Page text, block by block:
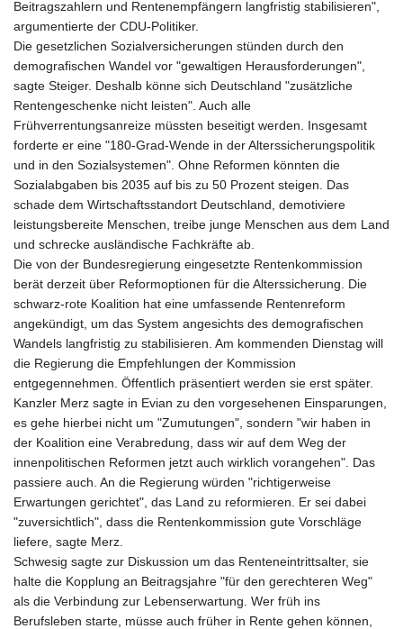
Beitragszahlern und Rentenempfängern langfristig stabilisieren",
argumentierte der CDU-Politiker.
Die gesetzlichen Sozialversicherungen stünden durch den
demografischen Wandel vor "gewaltigen Herausforderungen",
sagte Steiger. Deshalb könne sich Deutschland "zusätzliche
Rentengeschenke nicht leisten". Auch alle
Frühverrentungsanreize müssten beseitigt werden. Insgesamt
forderte er eine "180-Grad-Wende in der Alterssicherungspolitik
und in den Sozialsystemen". Ohne Reformen könnten die
Sozialabgaben bis 2035 auf bis zu 50 Prozent steigen. Das
schade dem Wirtschaftsstandort Deutschland, demotiviere
leistungsbereite Menschen, treibe junge Menschen aus dem Land
und schrecke ausländische Fachkräfte ab.
Die von der Bundesregierung eingesetzte Rentenkommission
berät derzeit über Reformoptionen für die Alterssicherung. Die
schwarz-rote Koalition hat eine umfassende Rentenreform
angekündigt, um das System angesichts des demografischen
Wandels langfristig zu stabilisieren. Am kommenden Dienstag will
die Regierung die Empfehlungen der Kommission
entgegennehmen. Öffentlich präsentiert werden sie erst später.
Kanzler Merz sagte in Evian zu den vorgesehenen Einsparungen,
es gehe hierbei nicht um "Zumutungen", sondern "wir haben in
der Koalition eine Verabredung, dass wir auf dem Weg der
innenpolitischen Reformen jetzt auch wirklich vorangehen". Das
passiere auch. An die Regierung würden "richtigerweise
Erwartungen gerichtet", das Land zu reformieren. Er sei dabei
"zuversichtlich", dass die Rentenkommission gute Vorschläge
liefere, sagte Merz.
Schwesig sagte zur Diskussion um das Renteneintrittsalter, sie
halte die Kopplung an Beitragsjahre "für den gerechteren Weg"
als die Verbindung zur Lebenserwartung. Wer früh ins
Berufsleben starte, müsse auch früher in Rente gehen können,